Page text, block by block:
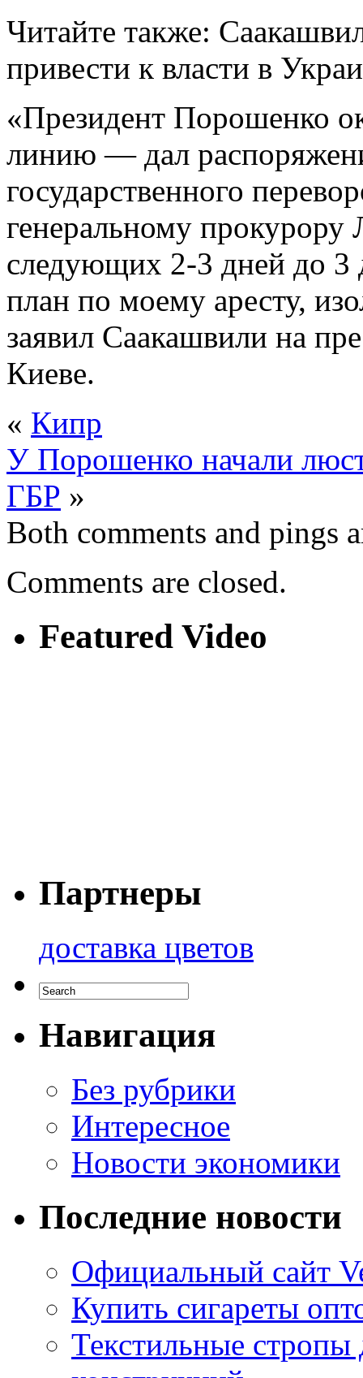
Читайте также:
привести к власти в
«Президент Порошенко
линию — дал
государственного
генеральному
следующих 2-3 дней до 3
план по моему аресту,
заявил Саакашвили на
Киеве.
« Кипр
У Порошенко начали
ГБР »
Both comments and pings
Comments are closed.
Featured Video
Партнеры
доставка цветов
Навигация
Без рубрики
Интересное
Новости экономики
Последние новости
Официальный сайт
Купить сигареты
Текстильные